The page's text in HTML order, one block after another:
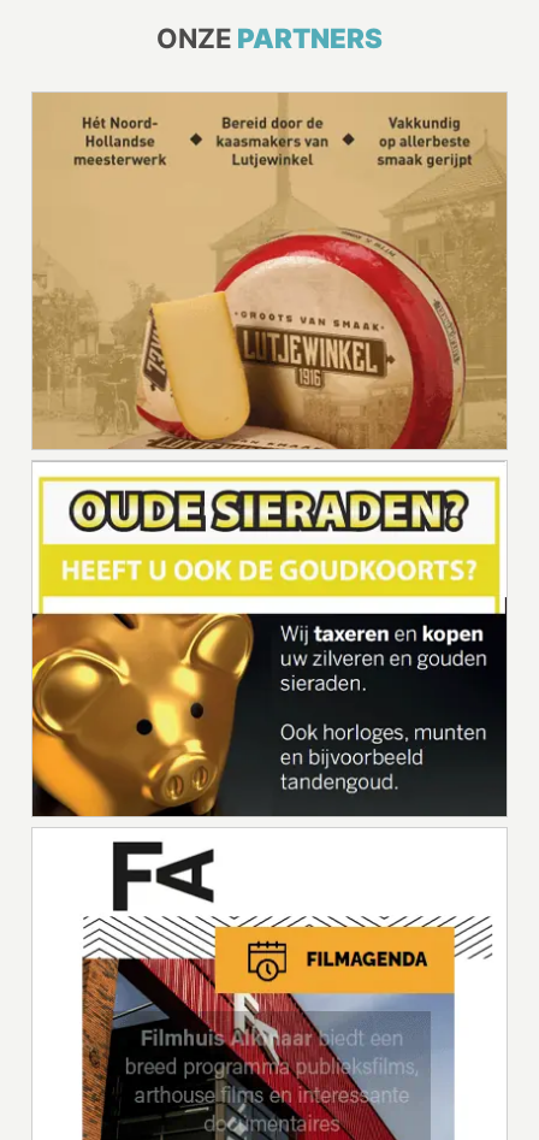
ONZE PARTNERS